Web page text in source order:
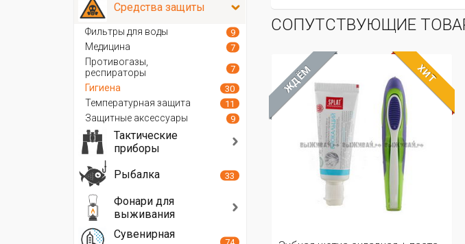
СОПУТСТВУЮЩИЕ
ЖДЁМ ХИТ ЖДЁМ ХИТ
Средства защиты
Фильтры для воды 9
Медицина 7
Противогазы,
респираторы
7
Гигиена 30
Температурная защита 11
Защитные аксессуары 9
Тактические
приборы
Рыбалка
33
Фонари для
выживания
Сувенирная